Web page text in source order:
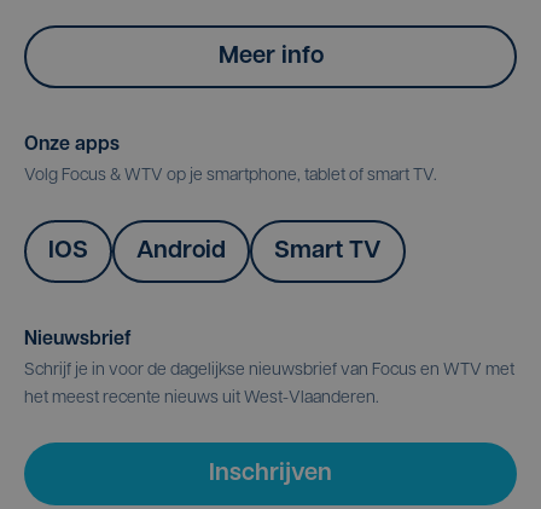
Meer info
Onze apps
Volg Focus & WTV op je smartphone, tablet of smart TV.
IOS Android Smart TV
Nieuwsbrief
Schrijf je in voor de dagelijkse nieuwsbrief van Focus en WTV met
het meest recente nieuws uit West-Vlaanderen.
Inschrijven